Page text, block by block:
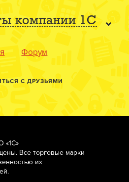
компании 1С
Форум
С ДРУЗЬЯМИ
«1С»
Все торговые марки
их